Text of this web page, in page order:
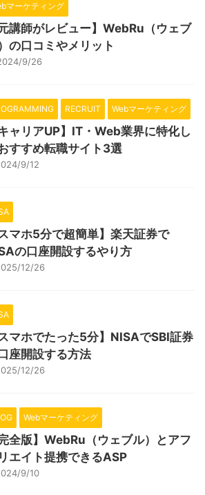
マーケティング
元講師がレビュー】WebRu（ウェブ
の口コミやメリット
9/26
RECRUIT Webマーケティング
キャリアUP】IT・Web業界に特化し
すすめ転職サイト3選
9/12
スマホ5分で超簡単】楽天証券で
の口座開設するやり方
12/26
スマホでたった5分】NISAでSBI証券
座開設する方法
12/26
Webマーケティング
完全版】WebRu（ウェブル）とアフ
エイト提携できるASP
9/10